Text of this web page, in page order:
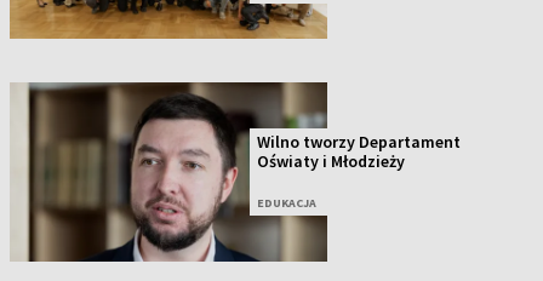
Wilno tworzy Departament
Oświaty i Młodzieży
EDUKACJA